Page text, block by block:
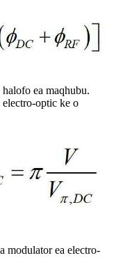
ea maqhubu.
electro-optic ke o
modulator ea electro-